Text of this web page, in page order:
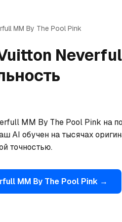
MM By The Pool Pink
MM By The Pool Pink на
AI обучен на тысячах
точностью.
MM By The Pool Pink →